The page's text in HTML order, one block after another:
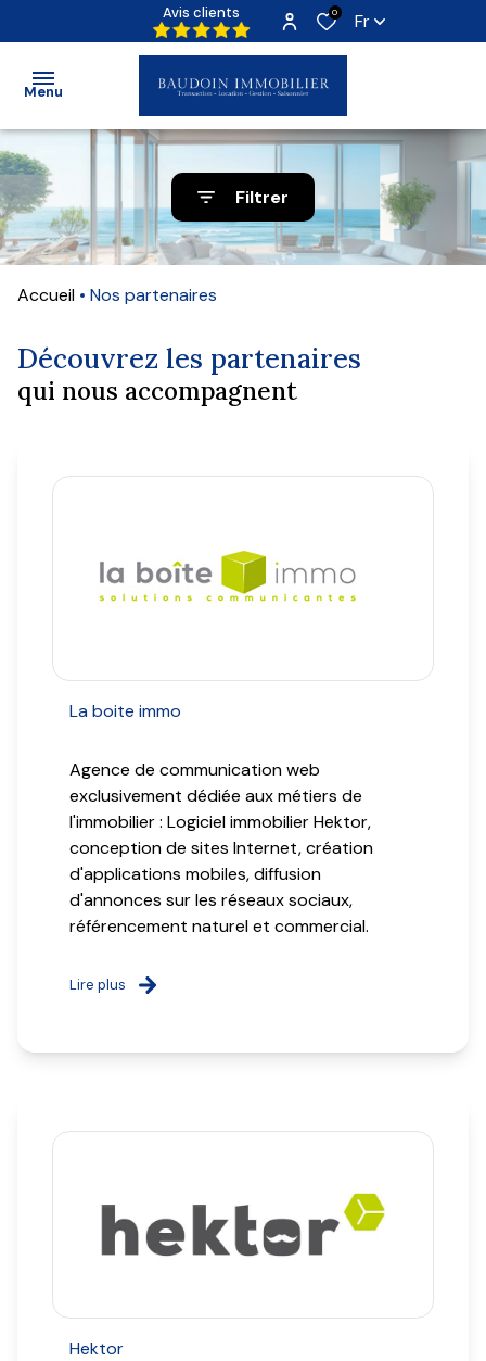
Avis clients 0 Fr
Menu
Accueil
Ventes
Locations
Locations
Neufs
Qui
Filtrer
Accueil Nos partenaires
Découvrez les partenaires
qui nous accompagnent
La boite immo
Agence de communication web
exclusivement dédiée aux métiers de
l'immobilier : Logiciel immobilier Hektor,
conception de sites Internet, création
d'applications mobiles, diffusion
d'annonces sur les réseaux sociaux,
référencement naturel et commercial.
Lire plus
Hektor